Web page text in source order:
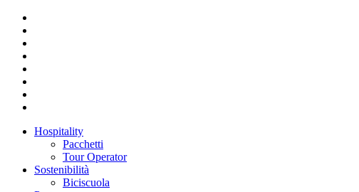
Hospitality
Pacchetti
Tour Operator
Sostenibilità
Biciscuola